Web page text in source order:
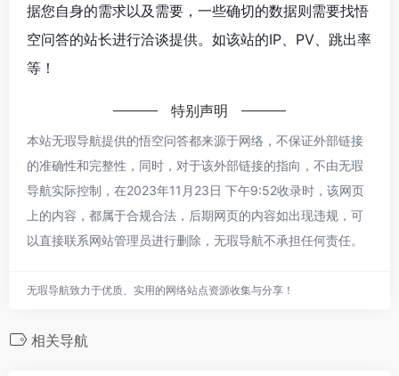
据您自身的需求以及需要，一些确切的数据则需要找悟
空问答的站长进行洽谈提供。如该站的IP、PV、跳出率
等！
特别声明
本站无瑕导航提供的悟空问答都来源于网络，不保证外部链接
的准确性和完整性，同时，对于该外部链接的指向，不由无瑕
导航实际控制，在2023年11月23日 下午9:52收录时，该网页
上的内容，都属于合规合法，后期网页的内容如出现违规，可
以直接联系网站管理员进行删除，无瑕导航不承担任何责任。
无瑕导航致力于优质、实用的网络站点资源收集与分享！
相关导航